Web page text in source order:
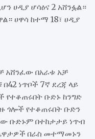
ሀዲያ ሆሳዕና 2 አሸንፏል።
ሀዋሳ ከተማ 18፣ ሀዲያ
አሸንፈው በአራቱ አቻ
ነጥቦች 7ኛ ደረጃ ላይ
የተቆጠሩበት ቡድኑ ከንግድ
ጎሎች የተቆጠሩበት ቡድን
ቡድኑም በተከታታይ ነጥብ
በራስ መተማመኑን